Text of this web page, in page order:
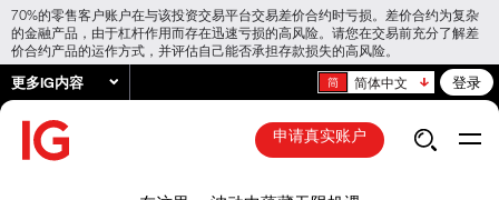
70%的零售客户账户在与该投资交易平台交易差价合约时亏损。差价合约为复杂
的金融产品，由于杠杆作用而存在迅速亏损的高风险。请您在交易前充分了解差
价合约产品的运作方式，并评估自己能否承担存款损失的高风险。
更多IG内容 简体中文 登录
申请真实账户